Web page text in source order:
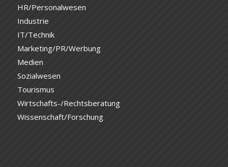
HR/Personalwesen
Industrie
IT/Technik
Marketing/PR/Werbung
Medien
Sozialwesen
Tourismus
Wirtschafts-/Rechtsberatung
Wissenschaft/Forschung